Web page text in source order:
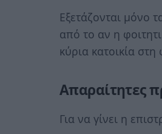
Εξετάζονται μόνο
από το αν η
κύρια κατοικία
Απαραίτητες
Για να γίνει η